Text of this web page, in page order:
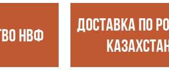
НВФ
ДОСТАВКА ПО